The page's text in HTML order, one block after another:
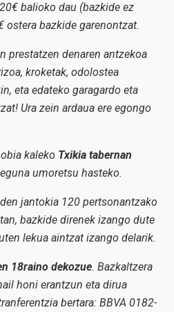
balioko dau (bazkide ez
ostera bazkide garenontzat.
prestatzen denaren antzekoa
kroketak, odolostea
eta edateko garagardo eta
Ura zein ardaua ere egongo
kaleko Txikia tabernan
eguna umoretsu hasteko.
jantokia 120 pertsonantzako
bazkide direnek izango dute
lekua aintzat izango delarik.
18raino dekozue. Bazkaltzera
honi erantzun eta dirua
bertara: BBVA 0182-